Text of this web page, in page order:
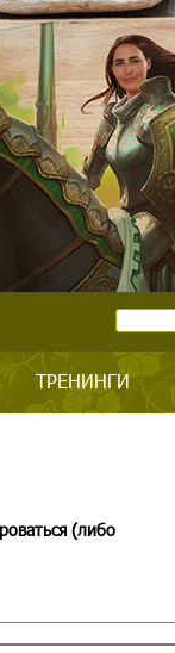
ТРЕНИНГИ
(либо